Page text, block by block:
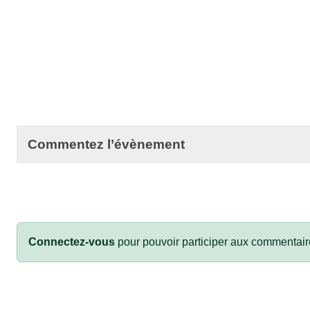
Commentez l’évènement
Connectez-vous pour pouvoir participer aux